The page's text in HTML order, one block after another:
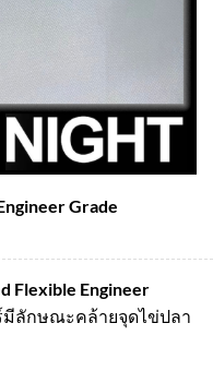
Grade
Flexible Engineer
มีลักษณะคล้ายจุดไข่ปลา